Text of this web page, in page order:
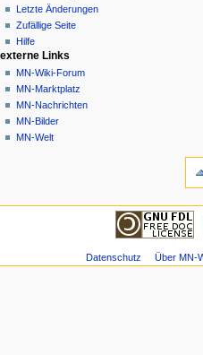
Beiträge
Anmelden
Letzte Änderungen
Zufällige Seite
Hilfe
externe Links
MN-Wiki-Forum
MN-Marktplatz
MN-Nachrichten
MN-Bilder
MN-Welt
Navigation
Aktuelle
Datenschutz Über MN-